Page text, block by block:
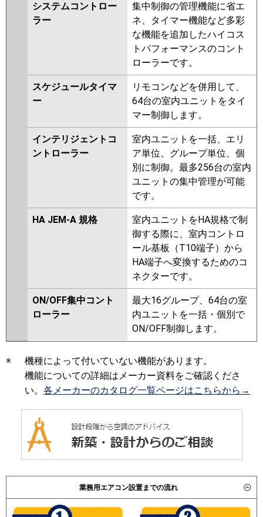
システムコントロー
ラー
集中制御の管理機能に省エ
ネ、タイマー機能など多彩
な機能を追加したハイコス
トパフォーマンスのコント
ローラーです。
スケジュールタイマ
ー
リモコンなどを併用して、
64台の室内ユニットをタイ
マー制御します。
インテリジェントコ
ントローラー
室内ユニットを一括、エリ
ア単位、グループ単位、個
別に制御。最多256台の室内
ユニットの集中管理が可能
です。
HA JEM-A 規格
室内ユニットをHA規格で制
御する際に、室内コントロ
ール基板（T10端子）から
HA端子へ変換するためのコ
ネクターです。
ON/OFF集中コント
ローラー
最大16グループ、64台の室
内ユニットを一括・個別で
ON/OFF制御します。
※
機種によって付いていない機能があります。
機能についての詳細はメーカー資料をご確認くださ
い。 各メーカーのカタログ一覧ページはこちらから→
業務用エアコン設置までの流れ